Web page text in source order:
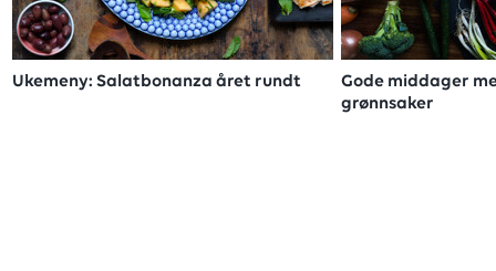
Ukemeny: Salatbonanza året rundt
Gode middager
grønnsaker